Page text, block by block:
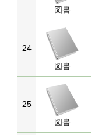
図書
24
図書
25
図書